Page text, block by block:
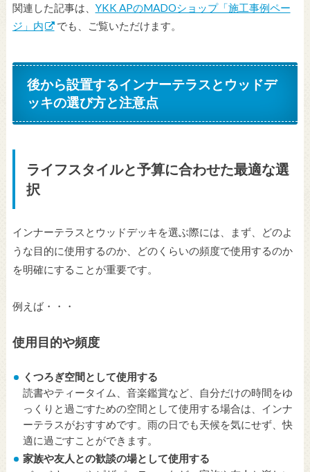
関連した記事は、 YKK APのMADOショップ「施工事例ペー
ジ」内
でも、ご覧いただけます。
後から設置するインナーテラスとウッドデ
ッキの選び方と注意点
ライフスタイルと予算に合わせた最適な選
択
インナーテラスとウッドデッキを選ぶ際には、まず、どのよ
うな目的に使用するのか、どのくらいの頻度で使用するのか
を明確にすることが重要です。
例えば・・・
使用目的や頻度
くつろぎ空間として使用する
読書やティータイム、音楽鑑賞など、自分だけの時間をゆ
っくりと過ごすための空間として使用する場合は、インナ
ーテラスがおすすめです。雨の日でも天候を気にせず、快
適に過ごすことができます。
家族や友人との歓談の場として使用する